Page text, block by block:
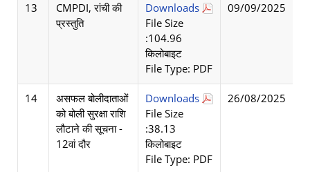
13
CMPDI, रांची की
प्रस्तुति
Downloads
File Size
:104.96
किलोबाइट
File Type: PDF
09/09/2025
14
असफल बोलीदाताओं
को बोली सुरक्षा राशि
लौटाने की सूचना -
12वां दौर
Downloads
File Size
:38.13
किलोबाइट
File Type: PDF
26/08/2025